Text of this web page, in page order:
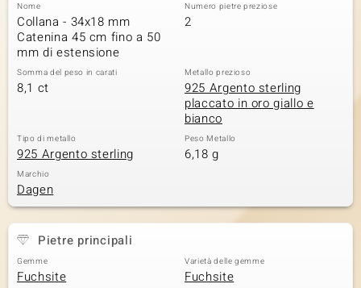
Nome
Collana - 34x18 mm
Catenina 45 cm fino a 50
mm di estensione
Numero pietre preziose
2
Somma del peso in carati
8,1 ct
Metallo prezioso
925 Argento sterling
placcato in oro giallo e
bianco
Tipo di metallo
925 Argento sterling
Peso Metallo
6,18 g
Marchio
Dagen
Pietre principali
Gemme
Fuchsite
Varietà delle gemme
Fuchsite